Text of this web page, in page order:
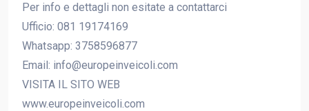
Per info e dettagli non esitate a contattarci
Ufficio: 081 19174169
Whatsapp: 3758596877
Email: info@europeinveicoli.com
VISITA IL SITO WEB
www.europeinveicoli.com